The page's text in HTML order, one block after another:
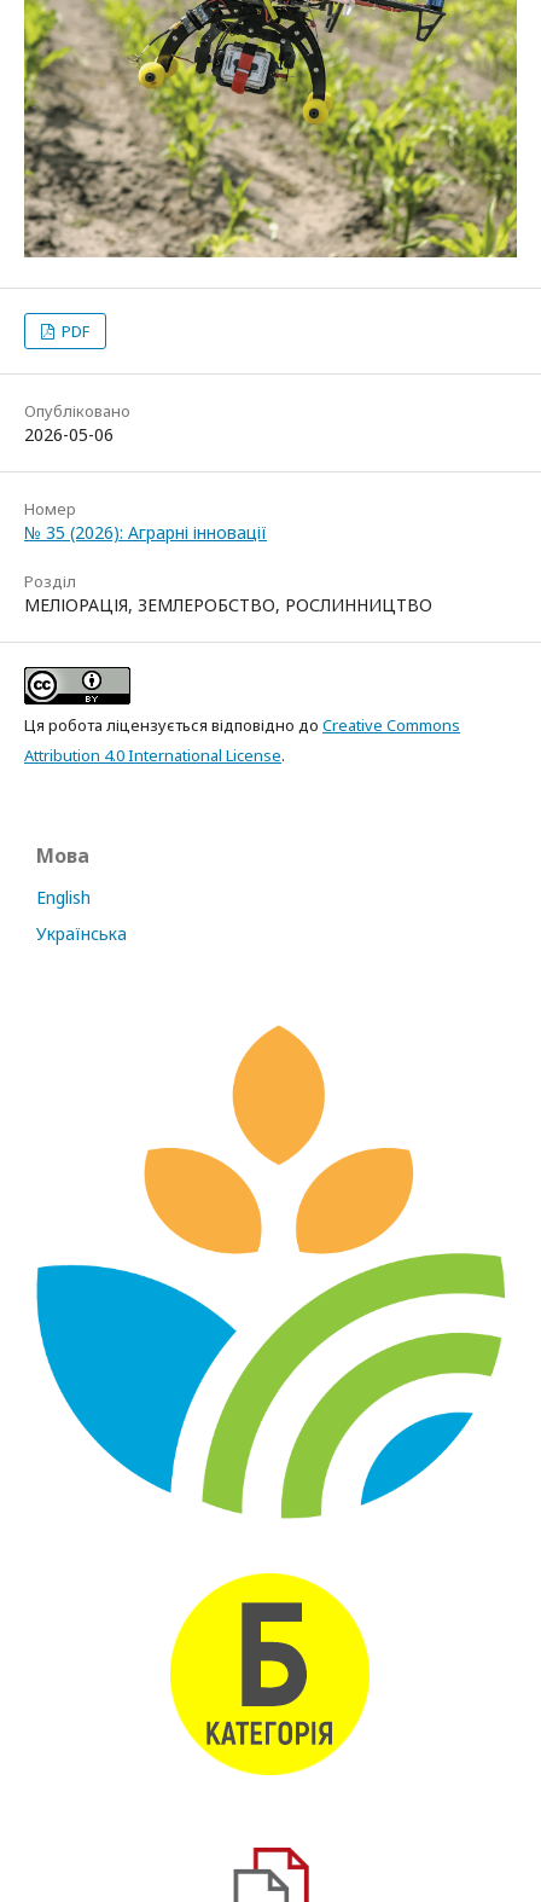
PDF
Опубліковано
2026-05-06
Номер
№ 35 (2026): Аграрні інновації
Розділ
МЕЛІОРАЦІЯ, ЗЕМЛЕРОБСТВО, РОСЛИННИЦТВО
Ця робота ліцензується відповідно до Creative Commons
Attribution 4.0 International License.
Мова
English
Українська